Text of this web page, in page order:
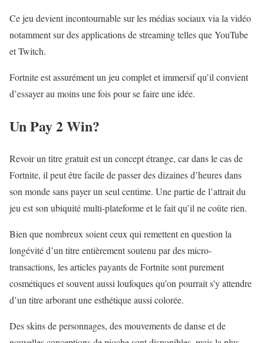
Ce jeu devient incontournable sur les médias sociaux via la vidéo
notamment sur des applications de streaming telles que YouTube
et Twitch.
Fortnite est assurément un jeu complet et immersif qu’il convient
d’essayer au moins une fois pour se faire une idée.
Un Pay 2 Win?
Revoir un titre gratuit est un concept étrange, car dans le cas de
Fortnite, il peut être facile de passer des dizaines d’heures dans
son monde sans payer un seul centime. Une partie de l’attrait du
jeu est son ubiquité multi-plateforme et le fait qu’il ne coûte rien.
Bien que nombreux soient ceux qui remettent en question la
longévité d’un titre entièrement soutenu par des micro-
transactions, les articles payants de Fortnite sont purement
cosmétiques et souvent aussi loufoques qu’on pourrait s’y attendre
d’un titre arborant une esthétique aussi colorée.
Des skins de personnages, des mouvements de danse et de